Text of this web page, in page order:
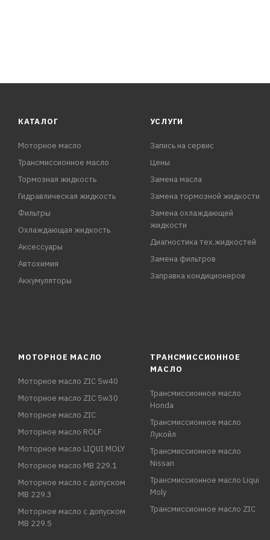
КАТАЛОГ
Моторное масло
Трансмиссионное масло
Тормозная жидкость
Гидравлическая жидкость
Фильтры
Охлаждающая жидкость
Аксессуары
Автохимия
Аккумуляторы
УСЛУГИ
Запись на сервис
Цены
Замена масла
Замена тормозной жидкости
Замена охлаждающей
жидкости
Диагностика тех.жидкостей
Замена фильтров
Заправка кондиционеров
МОТОРНОЕ МАСЛО
Моторное масло ZIC 5w40
Моторное масло ZIC 5w30
Моторное масло ZIC
Моторное масло ROLF
Моторное масло LIQUI MOLY
Моторное масло MB 229.1
Моторное масло с допуском
MB 229.3
Моторное масло с допуском
MB 229.5
ТРАНСМИССИОННОЕ
МАСЛО
Трансмиссионное масло
Honda
Трансмиссионное масло
Лукойл
Трансмиссионное масло
Nissan
Трансмиссионное масло Liqui
Moly
Трансмиссионное масло ZIC